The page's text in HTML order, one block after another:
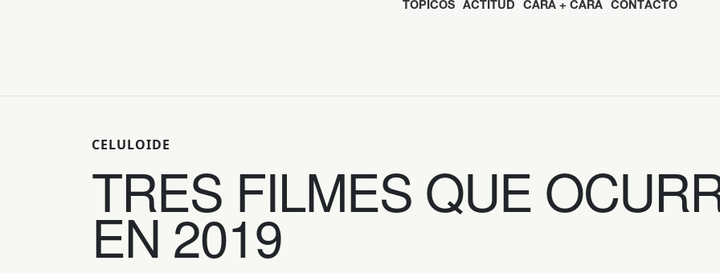
TÓPICOS ACTITUD CARA + CARA CONTACTO
CELULOIDE
TRES FILMES QUE
EN 2019